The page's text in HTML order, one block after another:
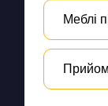
Меблі